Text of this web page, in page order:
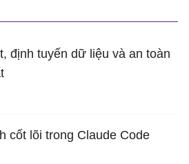
định tuyến dữ liệu và an toàn
cốt lõi trong Claude Code